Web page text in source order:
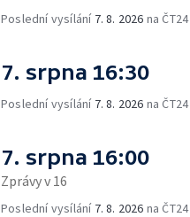
Poslední vysílání 7. 8. 2026 na ČT24
7. srpna 16:30
Poslední vysílání 7. 8. 2026 na ČT24
7. srpna 16:00
Zprávy v 16
Poslední vysílání 7. 8. 2026 na ČT24